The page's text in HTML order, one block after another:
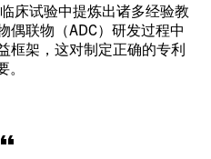
床试验中提炼出诸多经验教
偶联物（ADC）研发过程中
框架，这对制定正确的专利
。